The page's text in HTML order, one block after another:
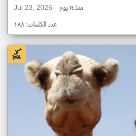
Jul 23, 2026
منذ ١٤ يوم
عدد الكلمات: ١٨٨